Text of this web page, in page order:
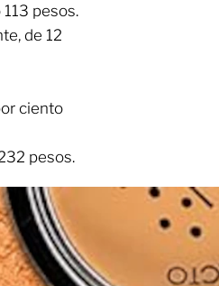
pesos.
de 12
ciento
pesos.